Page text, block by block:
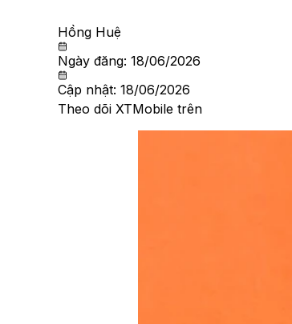
Hồng Huệ
Ngày đăng: 18/06/2026
Cập nhật: 18/06/2026
Theo dõi XTMobile trên